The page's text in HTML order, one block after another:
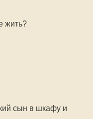
жить?
сын в шкафу и